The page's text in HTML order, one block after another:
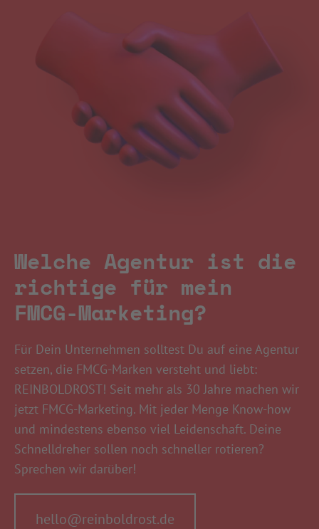
Welche Agentur ist die
richtige für mein
FMCG-Marketing?
Für Dein Unternehmen solltest Du auf eine Agentur
setzen, die FMCG-Marken versteht und liebt:
REINBOLDROST! Seit mehr als 30 Jahre machen wir
jetzt FMCG-Marketing. Mit jeder Menge Know-how
und mindestens ebenso viel Leidenschaft. Deine
Schnelldreher sollen noch schneller rotieren?
Sprechen wir darüber!
hello@reinboldrost.de